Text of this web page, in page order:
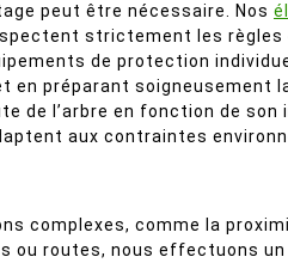
peut être nécessaire. Nos
strictement les règles
de protection
en préparant soigneusement
de l’arbre en fonction de son
aux contraintes
complexes, comme la
ou routes, nous effectuons un